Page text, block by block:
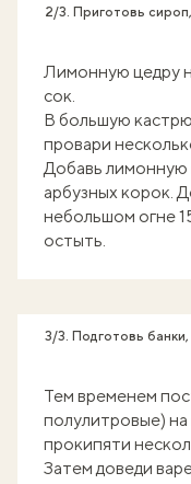
2/3. Приготовь
Лимонную цедру
сок.
В большую
провари
Добавь лимонную
арбузных корок.
небольшом огне
остыть.
3/3. Подготовь
Тем временем
полулитровые)
прокипяти
Затем доведи